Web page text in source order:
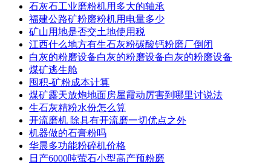
石灰石工业磨粉机用多大的轴承
福建公路矿粉磨粉机用电量多少
矿山用地是否交土地使用税
江西什么地方有生石灰粉碳酸钙粉磨厂倒闭
白灰的粉磨设备白灰的粉磨设备白灰的粉磨设备
煤矿逃生舱
囤积-矿粉成本计算
煤矿露天放炮地面房屋霞动厉害到哪里讨说法
生石灰精粉水份怎么算
开流磨机 除具有开流磨一切优点之外
机器做的石膏粉吗
华晨多功能粉碎机价格
日产6000吨萤石小型高产预粉磨